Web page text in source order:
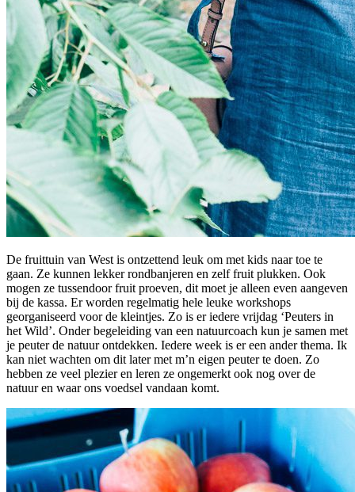
De fruittuin van West is ontzettend leuk om met kids naar toe te
gaan. Ze kunnen lekker rondbanjeren en zelf fruit plukken. Ook
mogen ze tussendoor fruit proeven, dit moet je alleen even aangeven
bij de kassa. Er worden regelmatig hele leuke workshops
georganiseerd voor de kleintjes. Zo is er iedere vrijdag ‘Peuters in
het Wild’. Onder begeleiding van een natuurcoach kun je samen met
je peuter de natuur ontdekken. Iedere week is er een ander thema. Ik
kan niet wachten om dit later met m’n eigen peuter te doen. Zo
hebben ze veel plezier en leren ze ongemerkt ook nog over de
natuur en waar ons voedsel vandaan komt.